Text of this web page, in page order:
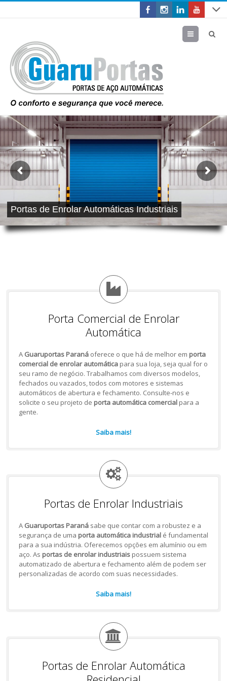
Menu
Portas de Enrolar Automáticas Industriais
Porta Comercial de Enrolar
Automática
A Guaruportas Paranáoferece o que há de melhor em porta
comercial de enrolar automáticapara sua loja, seja qual for o
seu ramo de negócio. Trabalhamos com diversos modelos,
fechados ou vazados, todos com motores e sistemas
automáticos de abertura e fechamento. Consulte-nos e
solicite o seu projeto de porta automática comercialpara a
gente.
Saiba mais!
Portas de Enrolar Industriais
A Guaruportas Paranásabe que contar com a robustez e a
segurança de uma porta automática industrialé fundamental
para a sua indústria. Oferecemos opções em alumínio ou em
aço. As portas de enrolar industriaispossuem sistema
automatizado de abertura e fechamento além de podem ser
personalizadas de acordo com suas necessidades.
Saiba mais!
Portas de Enrolar Automática